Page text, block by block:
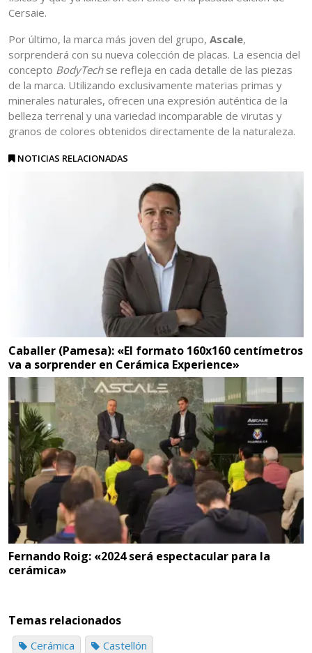
Cersaie.
Por último, la marca más joven del grupo, Ascale,
sorprenderá con su nueva colección de placas. La esencia del
concepto BodyTechse refleja en cada detalle de las piezas
de la marca. Utilizando exclusivamente materias primas y
minerales naturales, ofrecen una expresión auténtica de la
belleza terrenal y una variedad incomparable de virutas y
granos de colores obtenidos directamente de la naturaleza.
NOTICIAS RELACIONADAS
Caballer (Pamesa): «El formato 160x160 centímetros
va a sorprender en Cerámica Experience»
Fernando Roig: «2024 será espectacular para la
cerámica»
Temas relacionados
Cerámica
Castellón